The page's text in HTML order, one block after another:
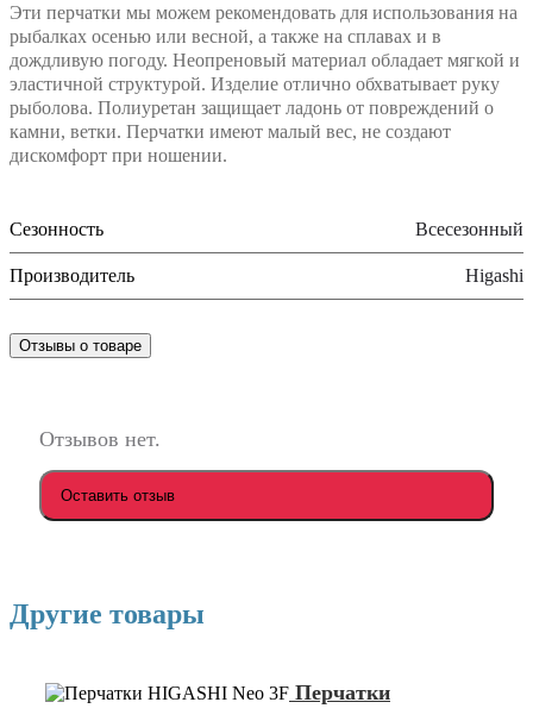
Эти перчатки мы можем рекомендовать для использования на
рыбалках осенью или весной, а также на сплавах и в
дождливую погоду. Неопреновый материал обладает мягкой и
эластичной структурой. Изделие отлично обхватывает руку
рыболова. Полиуретан защищает ладонь от повреждений о
камни, ветки. Перчатки имеют малый вес, не создают
дискомфорт при ношении.
Сезонность Всесезонный
Производитель Higashi
Отзывы о товаре
Отзывов нет.
Оставить отзыв
Другие товары
Перчатки